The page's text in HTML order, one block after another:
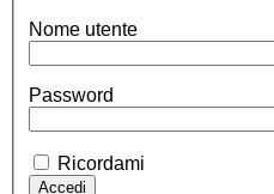
Nome utente
Password
Ricordami